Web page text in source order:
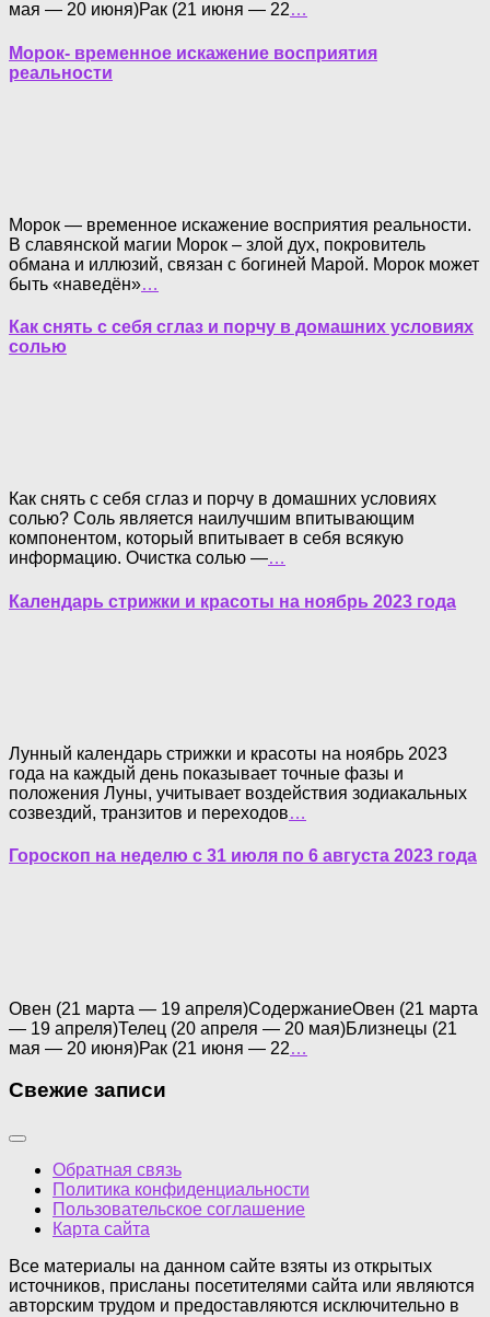
мая — 20 июня)Рак (21 июня — 22…
Морок- временное искажение восприятия
реальности
Морок — временное искажение восприятия реальности.
В славянской магии Морок – злой дух, покровитель
обмана и иллюзий, связан с богиней Марой. Морок может
быть «наведён»…
Как снять с себя сглаз и порчу в домашних условиях
солью
Как снять с себя сглаз и порчу в домашних условиях
солью? Соль является наилучшим впитывающим
компонентом, который впитывает в себя всякую
информацию. Очистка солью —…
Календарь стрижки и красоты на ноябрь 2023 года
Лунный календарь стрижки и красоты на ноябрь 2023
года на каждый день показывает точные фазы и
положения Луны, учитывает воздействия зодиакальных
созвездий, транзитов и переходов…
Гороскоп на неделю с 31 июля по 6 августа 2023 года
Овен (21 марта — 19 апреля)СодержаниеОвен (21 марта
— 19 апреля)Телец (20 апреля — 20 мая)Близнецы (21
мая — 20 июня)Рак (21 июня — 22…
Свежие записи
Обратная связь
Политика конфиденциальности
Пользовательское соглашение
Карта сайта
Все материалы на данном сайте взяты из открытых
источников, присланы посетителями сайта или являются
авторским трудом и предоставляются исключительно в